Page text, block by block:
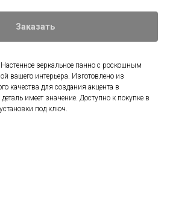
Заказать
зеркальное панно с роскошным
вашего интерьера. Изготовлено из
качества для создания акцента в
имеет значение. Доступно к покупке в
под ключ.